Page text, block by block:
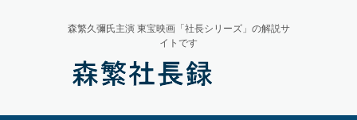
森繁久彌氏主演 東宝映画「社長シリーズ」の解説サ
イトです